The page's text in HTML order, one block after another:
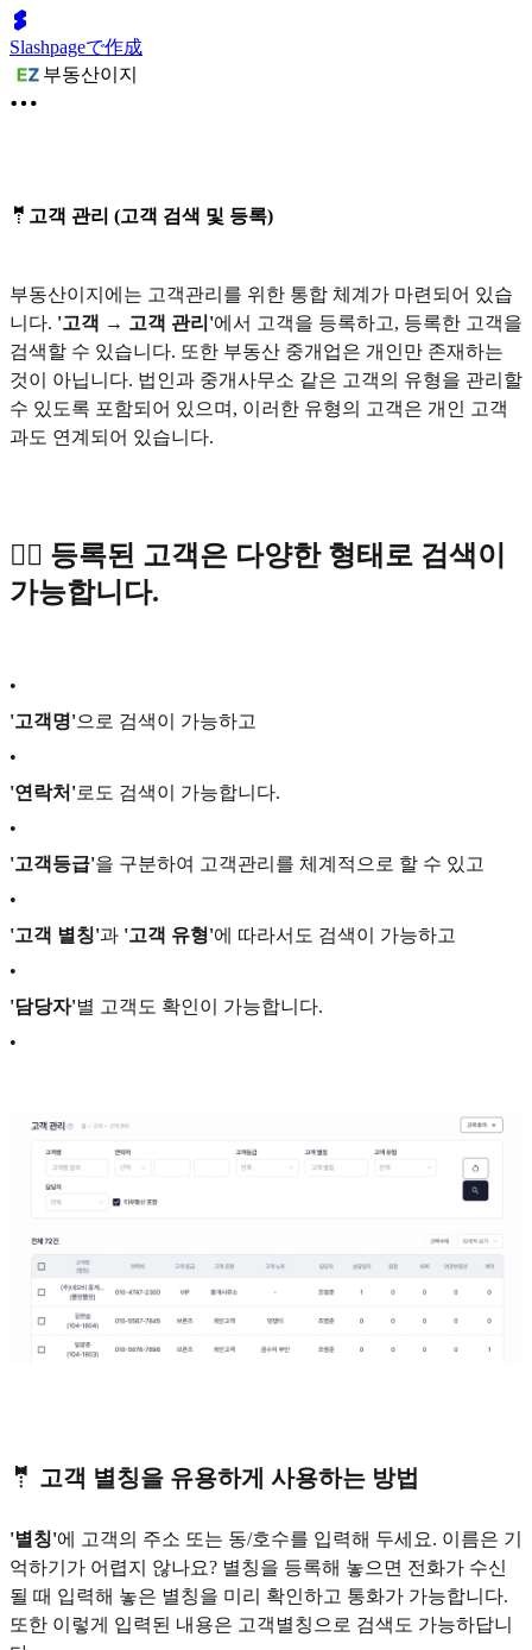
Slashpageで作成
부동산이지
🤵고객 관리 (고객 검색 및 등록)
부동산이지에는 고객관리를 위한 통합 체계가 마련되어 있습
니다. '고객 → 고객 관리'에서 고객을 등록하고, 등록한 고객을
검색할 수 있습니다. 또한 부동산 중개업은 개인만 존재하는
것이 아닙니다. 법인과 중개사무소 같은 고객의 유형을 관리할
수 있도록 포함되어 있으며, 이러한 유형의 고객은 개인 고객
과도 연계되어 있습니다.
🕵️‍♂️ 등록된 고객은 다양한 형태로 검색이
가능합니다.
•
'고객명'으로 검색이 가능하고
•
'연락처'로도 검색이 가능합니다.
•
'고객등급'을 구분하여 고객관리를 체계적으로 할 수 있고
•
'고객 별칭'과 '고객 유형'에 따라서도 검색이 가능하고
•
'담당자'별 고객도 확인이 가능합니다.
•
🤵 고객 별칭을 유용하게 사용하는 방법
'별칭'에 고객의 주소 또는 동/호수를 입력해 두세요. 이름은 기
억하기가 어렵지 않나요? 별칭을 등록해 놓으면 전화가 수신
될 때 입력해 놓은 별칭을 미리 확인하고 통화가 가능합니다.
또한 이렇게 입력된 내용은 고객별칭으로 검색도 가능하답니